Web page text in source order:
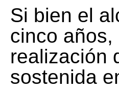
Si bien el
cinco
realización
sostenida